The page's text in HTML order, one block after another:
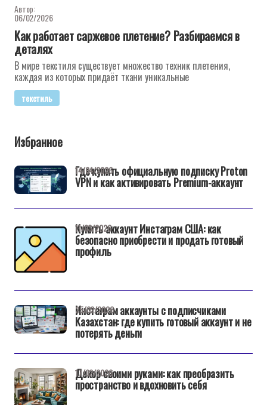
Автор:
06/02/2026
Как работает саржевое плетение? Разбираемся в
деталях
В мире текстиля существует множество техник плетения,
каждая из которых придаёт ткани уникальные
текстиль
Избранное
Где купить официальную подписку Proton
VPN и как активировать Premium-аккаунт
14/04/2026
Купить аккаунт Инстаграм США: как
безопасно приобрести и продать готовый
профиль
11/03/2026
Инстаграм аккаунты с подписчиками
Казахстан: где купить готовый аккаунт и не
потерять деньги
25/02/2026
Декор своими руками: как преобразить
пространство и вдохновить себя
17/02/2026